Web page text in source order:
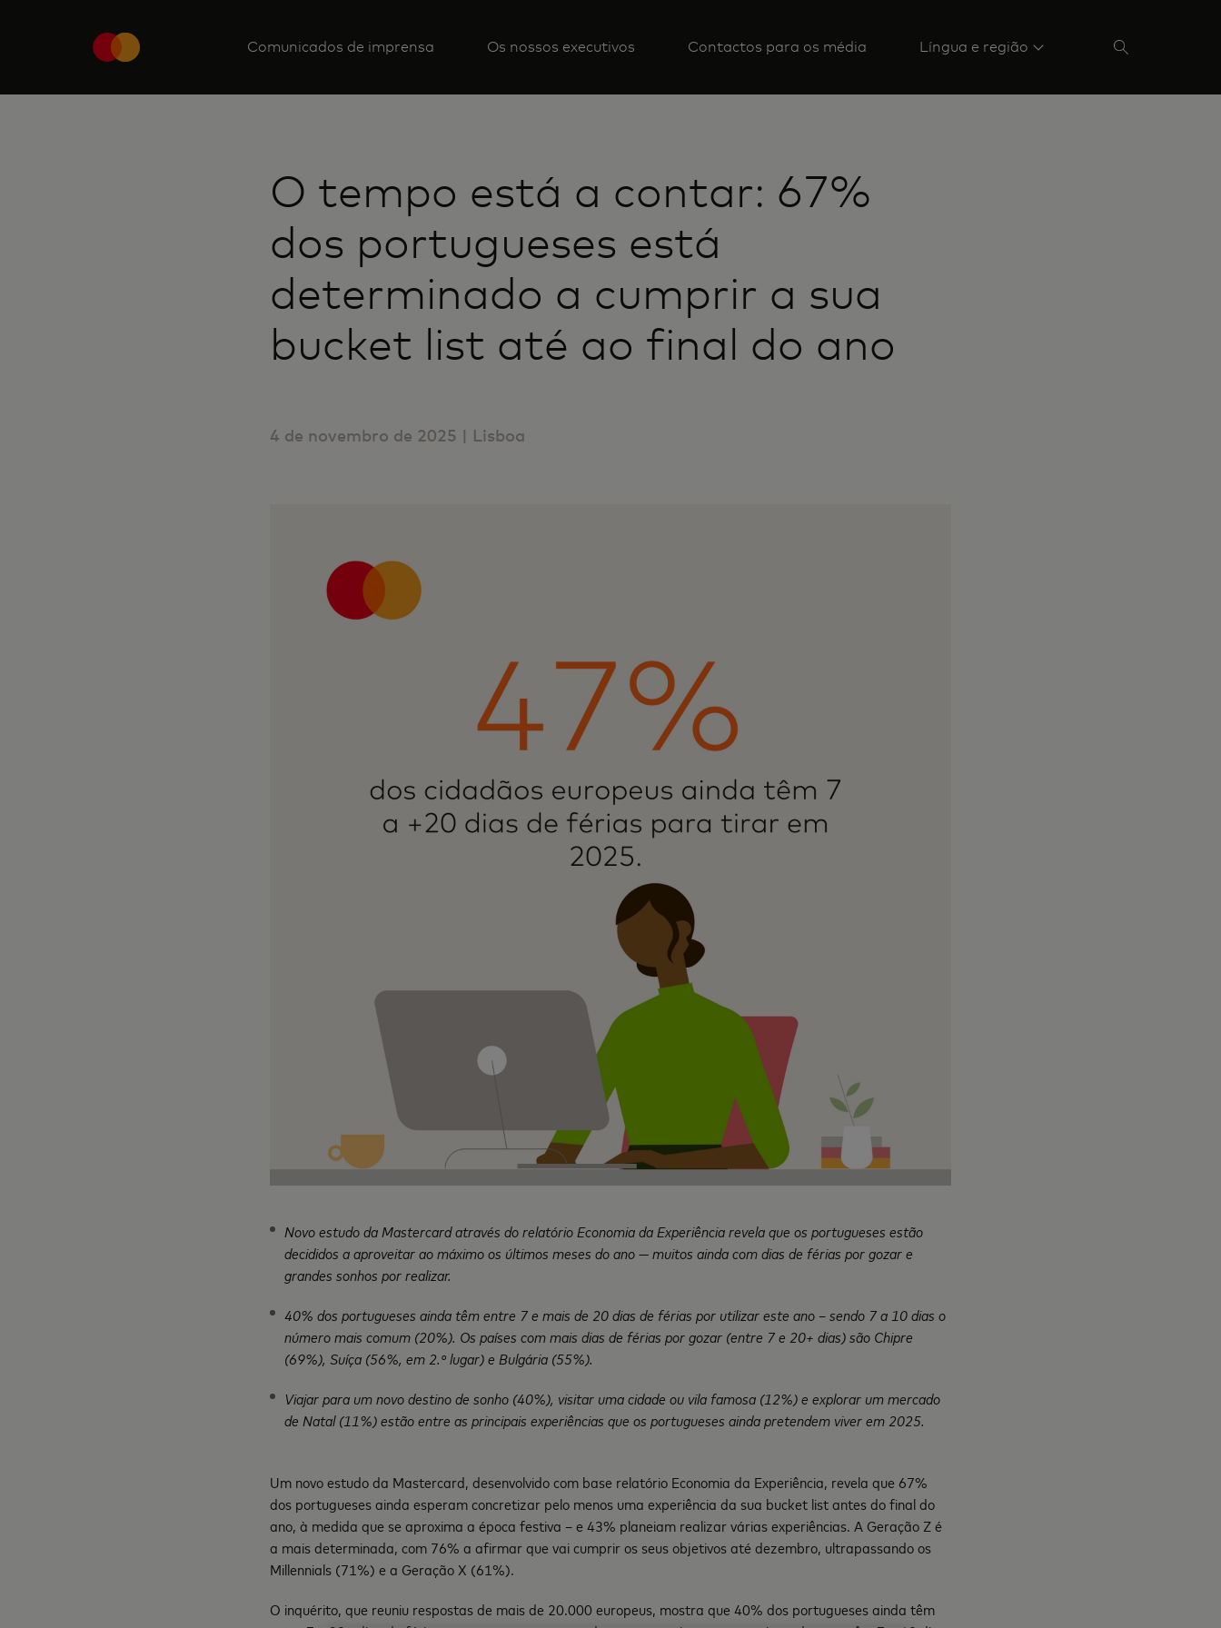
Comunicados de imprensa Os nossos executivos Contactos para os média Língua e região
O tempo está a contar: 67%
dos portugueses está
determinado a cumprir a sua
bucket list até ao final do ano
4 de novembro de 2025 | Lisboa
Novo estudo da Mastercard através do relatório Economia da Experiênciarevela que os portugueses estão
decididos a aproveitar ao máximo os últimos meses do ano — muitos ainda com dias de férias por gozar e
grandes sonhos por realizar.
40% dos portugueses ainda têm entre 7 e mais de 20 dias de férias por utilizar este ano – sendo 7 a 10 dias o
número mais comum (20%). Os países com mais dias de férias por gozar (entre 7 e 20+ dias) são Chipre
(69%), Suíça (56%, em 2.º lugar) e Bulgária (55%).
Viajar para um novo destino de sonho (40%), visitar uma cidade ou vila famosa (12%) e explorar um mercado
de Natal (11%) estão entre as principais experiências que os portugueses ainda pretendem viver em 2025.
Um novo estudo da Mastercard, desenvolvido com base relatório Economia da Experiência, revela que 67%
dos portugueses ainda esperam concretizar pelo menos uma experiência da sua bucket list antes do final do
ano, à medida que se aproxima a época festiva – e 43% planeiam realizar várias experiências. A Geração Z é
a mais determinada, com 76% a afirmar que vai cumprir os seus objetivos até dezembro, ultrapassando os
Millennials (71%) e a Geração X (61%).
O inquérito, que reuniu respostas de mais de 20.000 europeus, mostra que 40% dos portugueses ainda têm